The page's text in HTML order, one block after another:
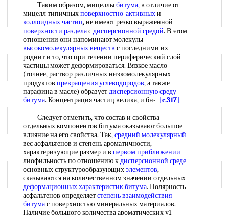
Таким образом, мицеллыбитума, в отличие от
мицелл типичныхповерхностно-активныхи
коллоидных частиц, не имеют резко выраженной
поверхности разделасдисперсионной средой. В этом
отношении они напоминают молекулы
высокомолекулярных веществ с последними их
роднит и то, что при течении периферический слой
частицы может деформироваться. Вязкое масло
(точнее, раствор различных низкомолекулярных
продуктов превращения углеводородов, а также
парафина в масле) образуетдисперсионную среду
битума. Концентрация частиц велика, и бн-
[c.317]
Следует отметить, что состав и свойства
отдельных компонентов бптума оказывают большое
влияние на его свойства. Так,средний молекулярный
вес асфальтенов и степень ароматичности,
характеризующие размер и в первом приближении
лиофильность по отношению кдисперсионной среде
основных структурообразующихэлементов,
сказываются на количественном значении отдельных
деформационных характеристикбитума. Полярность
асфальтенов определяетстепень взаимодействия
битумас поверхностью минеральных материалов.
Наличие большого количества ароматических у1